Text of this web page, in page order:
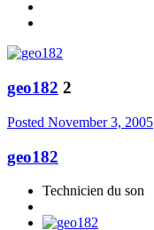
geo182 2
Posted November 3, 2005
geo182
Technicien du son